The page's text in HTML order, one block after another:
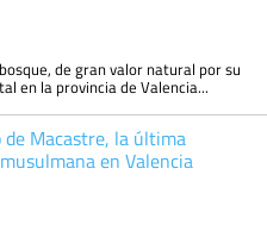
de gran valor natural por su
en la provincia de Valencia...
de Macastre, la última
en Valencia